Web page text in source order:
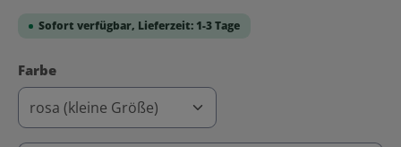
Sofort verfügbar, Lieferzeit: 1-3 Tage
Farbeauswählen